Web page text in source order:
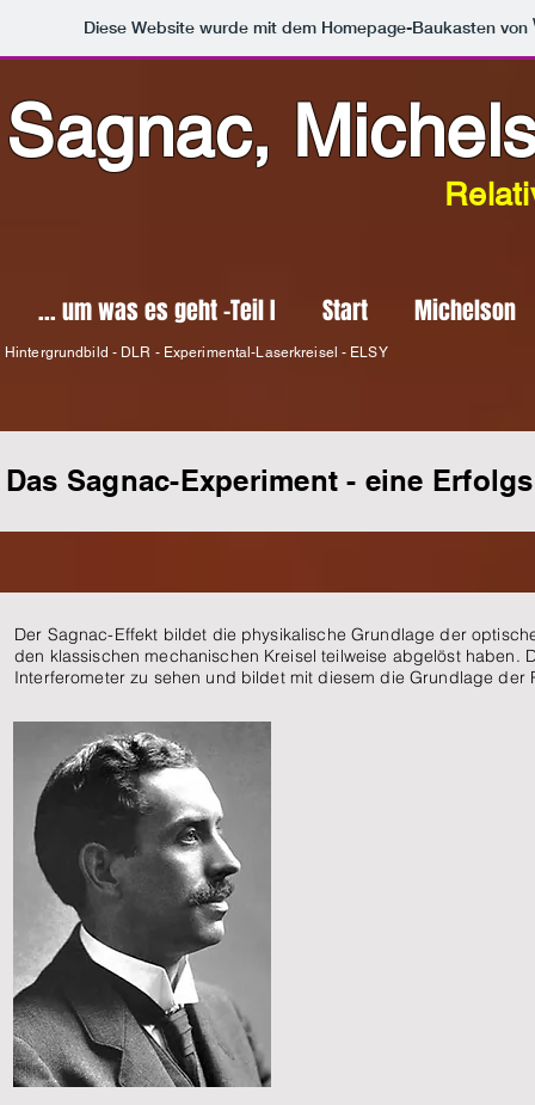
Diese Website wurde mit dem Homepage-Baukasten von
Sagnac,
... um was es geht -Teil I Start Michelson
Hintergrundbild - DLR - Experimental-Laserkreisel - ELSY
Das Sagnac-Experiment - eine
Der Sagnac-Effekt bildet die physikalische Grundlage der
den klassischen mechanischen Kreisel teilweise abgelöst
Interferometer zu sehen und bildet mit diesem die Grundlage der